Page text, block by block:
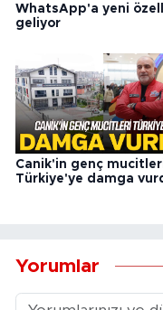
WhatsApp'a yeni
geliyor
Canik'in genç
Türkiye'ye damga
Yorumlar